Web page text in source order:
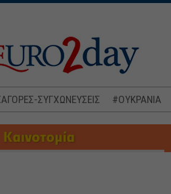
ΣΥΓΧΩΝΕΥΣΕΙΣ #ΟΥΚΡΑΝΙΑ